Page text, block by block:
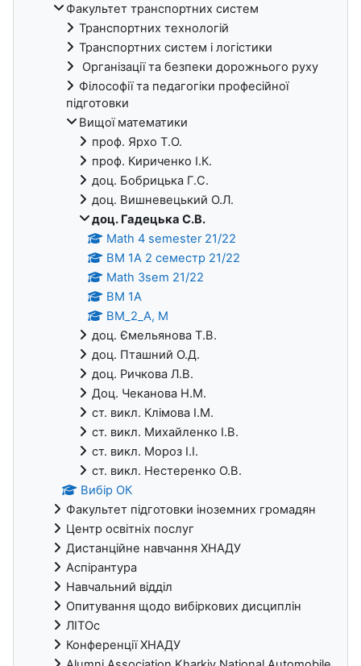
Факультет транспортних систем
Транспортних технологій
Транспортних систем і логістики
Організації та безпеки дорожнього руху
Філософії та педагогіки професійної
підготовки
Вищої математики
проф. Ярхо Т.О.
проф. Кириченко І.К.
доц. Бобрицька Г.С.
доц. Вишневецький О.Л.
доц. Гадецька С.В.
Math 4 semester 21/22
ВМ 1А 2 семестр 21/22
Math 3sem 21/22
ВМ 1А
ВМ_2_А, М
доц. Ємельянова Т.В.
доц. Пташний О.Д.
доц. Ричкова Л.В.
Доц. Чеканова Н.М.
ст. викл. Клімова І.М.
ст. викл. Михайленко І.В.
ст. викл. Мороз І.І.
ст. викл. Нестеренко О.В.
Вибір ОК
Факультет підготовки іноземних громадян
Центр освітніх послуг
Дистанційне навчання ХНАДУ
Аспірантура
Навчальний відділ
Опитування щодо вибіркових дисциплін
ЛІТОс
Конференції ХНАДУ